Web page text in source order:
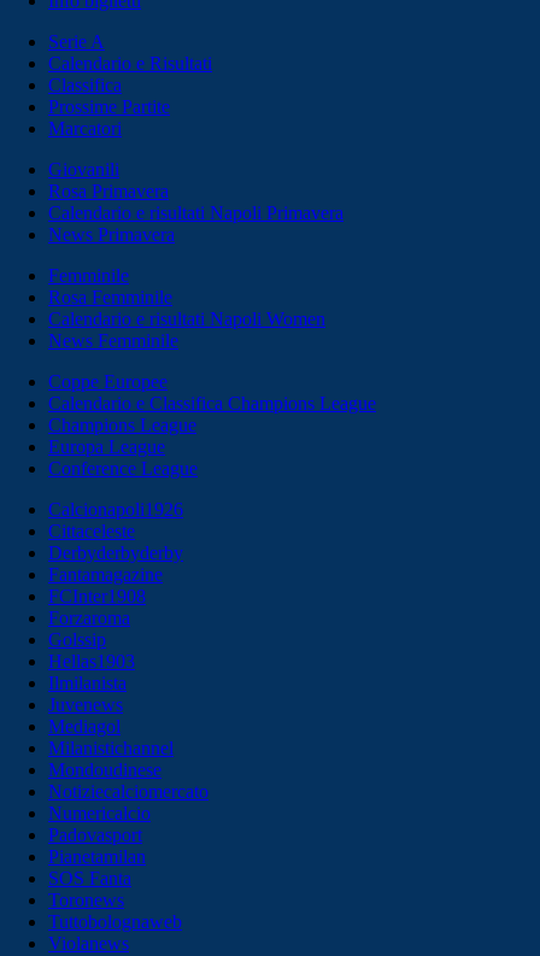
Serie A
Calendario e Risultati
Classifica
Prossime Partite
Marcatori
Giovanili
Rosa Primavera
Calendario e risultati Napoli Primavera
News Primavera
Femminile
Rosa Femminile
Calendario e risultati Napoli Women
News Femminile
Coppe Europee
Calendario e Classifica Champions League
Champions League
Europa League
Conference League
Calcionapoli1926
Cittaceleste
Derbyderbyderby
Fantamagazine
FCInter1908
Forzaroma
Golssip
Hellas1903
Ilmilanista
Juvenews
Mediagol
Milanistichannel
Mondoudinese
Notiziecalciomercato
Numericalcio
Padovasport
Pianetamilan
SOS Fanta
Toronews
Tuttobolognaweb
Violanews